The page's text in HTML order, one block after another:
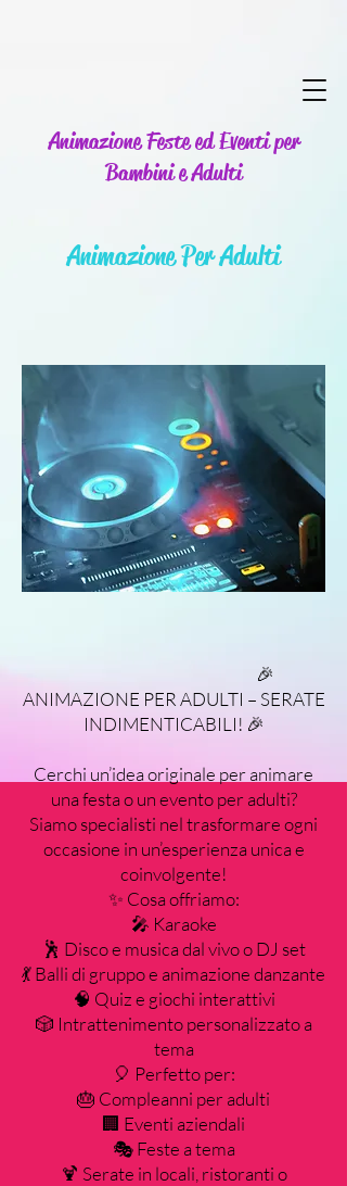
Animazione Feste ed Eventi per
Bambini e Adulti
Animazione Per Adulti
🎉
ANIMAZIONE PER ADULTI – SERATE
INDIMENTICABILI! 🎉
Cerchi un’idea originale per animare
una festa o un evento per adulti?
Siamo specialisti nel trasformare ogni
occasione in un’esperienza unica e
coinvolgente!
✨ Cosa offriamo:
🎤 Karaoke
🕺 Disco e musica dal vivo o DJ set
💃 Balli di gruppo e animazione danzante
🧠 Quiz e giochi interattivi
🎲 Intrattenimento personalizzato a
tema
🎈 Perfetto per:
🎂 Compleanni per adulti
🏢 Eventi aziendali
🎭 Feste a tema
🍹 Serate in locali, ristoranti o